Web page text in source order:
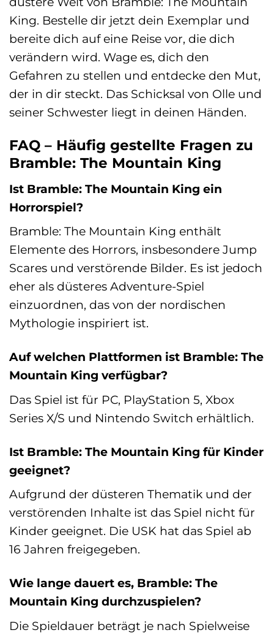
King. Bestelle dir jetzt dein Exemplar und
bereite dich auf eine Reise vor, die dich
verändern wird. Wage es, dich den
Gefahren zu stellen und entdecke den Mut,
der in dir steckt. Das Schicksal von Olle und
seiner Schwester liegt in deinen Händen.
FAQ – Häufig gestellte Fragen zu
Bramble: The Mountain King
Ist Bramble: The Mountain King ein
Horrorspiel?
Bramble: The Mountain King enthält
Elemente des Horrors, insbesondere Jump
Scares und verstörende Bilder. Es ist jedoch
eher als düsteres Adventure-Spiel
einzuordnen, das von der nordischen
Mythologie inspiriert ist.
Auf welchen Plattformen ist Bramble: The
Mountain King verfügbar?
Das Spiel ist für PC, PlayStation 5, Xbox
Series X/S und Nintendo Switch erhältlich.
Ist Bramble: The Mountain King für Kinder
geeignet?
Aufgrund der düsteren Thematik und der
verstörenden Inhalte ist das Spiel nicht für
Kinder geeignet. Die USK hat das Spiel ab
16 Jahren freigegeben.
Wie lange dauert es, Bramble: The
Mountain King durchzuspielen?
Die Spieldauer beträgt je nach Spielweise